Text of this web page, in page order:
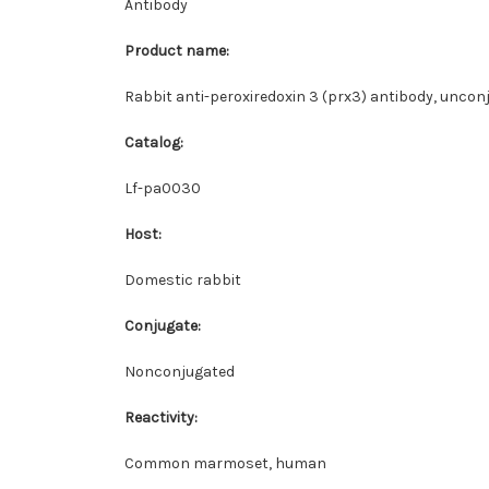
Antibody
Product name:
Rabbit anti-peroxiredoxin 3 (prx3) antibody,
Catalog:
Lf-pa0030
Host:
Domestic rabbit
Conjugate:
Nonconjugated
Reactivity:
Common marmoset, human